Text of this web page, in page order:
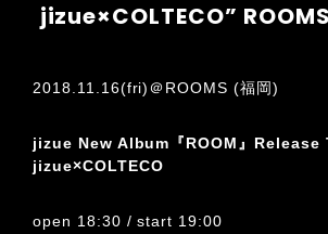
jizue×COLTECO”
2018.11.16(fri)＠ROOMS (福岡)
jizue New Album『ROOM』Release
jizue×COLTECO
open 18:30 / start 19:00